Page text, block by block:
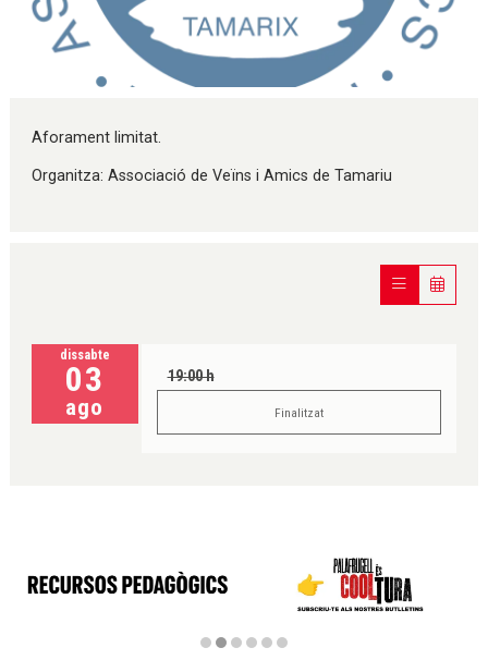
Aforament limitat.
Organitza: Associació de Veïns i Amics de Tamariu
dissabte
03
ago
19:00 h
Finalitzat